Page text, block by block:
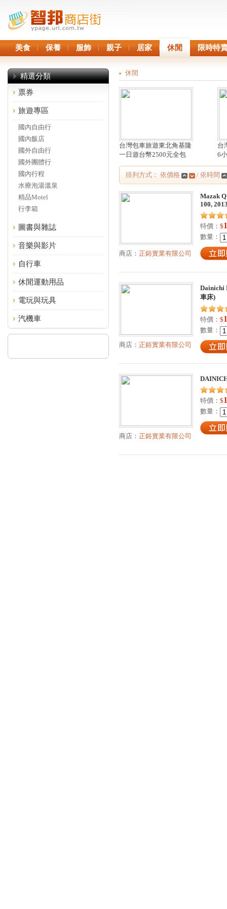
美食 保養 服飾 親子 居家 休閒 限時特
精選分類
票券
旅遊專區
國內自由行
國內飯店
國外自由行
國外團體行
國內行程
水療泡湯溫泉
精品Motel
行李箱
圖書與雜誌
音樂與影片
自行車
休閒運動用品
電玩與玩具
汽機車
休閒
台灣包車旅遊東北角基隆
一日遊台幣2500元全包
台
6
排列方式： 依價格 / 依時間
商店： 正鋊實業有限公司
Mazak
100,
特價： $1
數量：
商店： 正鋊實業有限公司
Dainichi
車床)
特價： $1
數量：
商店： 正鋊實業有限公司
特價： $1
數量：